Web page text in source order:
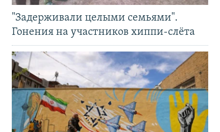
"Задерживали целыми семьями".
Гонения на участников хиппи-слёта